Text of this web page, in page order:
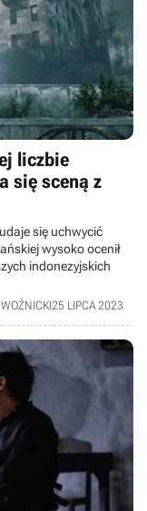
liczbie
się sceną z
się uchwycić
wysoko ocenił
indonezyjskich
25 LIPCA 2023